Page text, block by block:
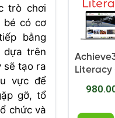
trò chơi
bé có cơ
bằng
dựa trên
sẽ tạo ra
vực để
gỡ, tổ
chức và
Literacy